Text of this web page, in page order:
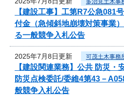
多治見土木事
【建設工事】工第R7公急
付金（急傾斜地崩壊対策事業
る一般競争入札公告
2025年7月8日更新 可茂土木事務
【建設関連業務】公共 防災・
防災点検委託/委維4第43－
般競争入札公告